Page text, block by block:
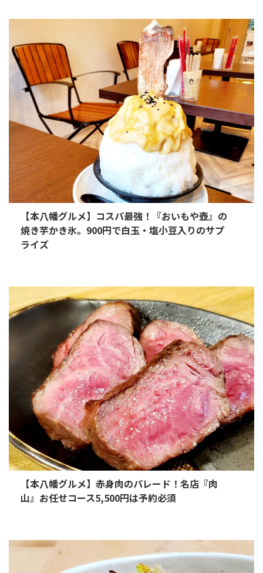
【本八幡グルメ】コスパ最強！『おいもや壺』の
焼き芋かき氷。900円で白玉・塩小豆入りのサプ
ライズ
【本八幡グルメ】赤身肉のパレード！名店『肉
山』お任せコース5,500円は予約必須